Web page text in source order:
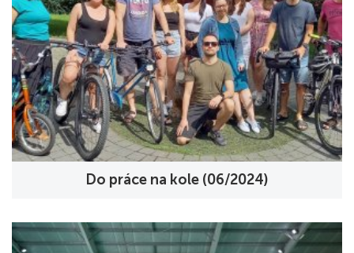
Do práce na kole (06/2024)